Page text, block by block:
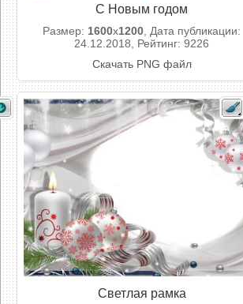
С Новым годом
Размер: 1600x1200 , Дата публикации:
24.12.2018, Рейтинг: 9226
Скачать PNG файл
Светлая рамка